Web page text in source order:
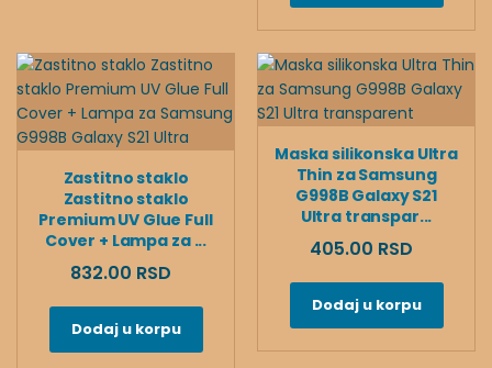
Zastitno staklo
Zastitno staklo
Premium UV Glue Full
Cover + Lampa za ...
832.00 RSD
Dodaj u korpu
Maska silikonska Ultra
Thin za Samsung
G998B Galaxy S21
Ultra transpar...
405.00 RSD
Dodaj u korpu